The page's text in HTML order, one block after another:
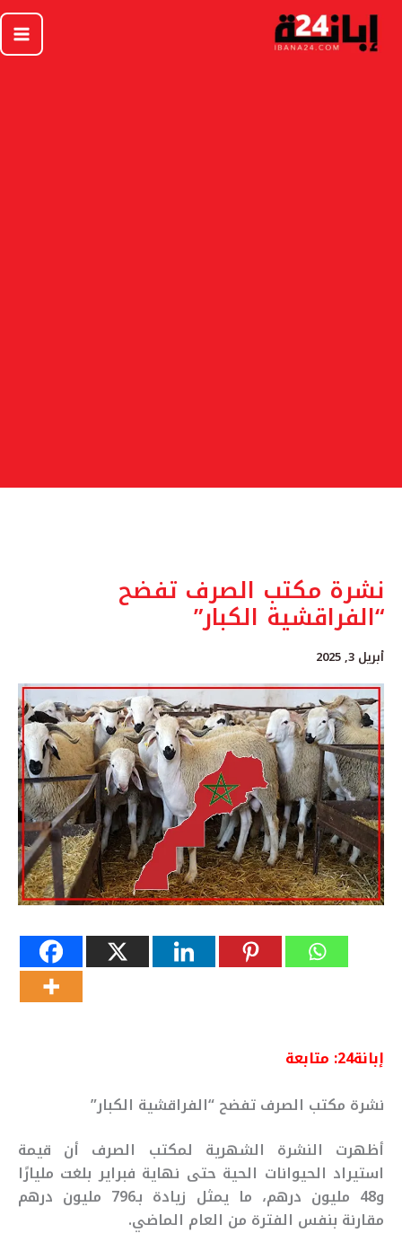
تخطي
المحتوى
نشرة مكتب الصرف تفضح
“الفراقشية الكبار”
أبريل 3, 2025
إبانة24: متابعة
نشرة مكتب الصرف تفضح “الفراقشية الكبار”
أظهرت النشرة الشهرية لمكتب الصرف أن قيمة
استيراد الحيوانات الحية حتى نهاية فبراير بلغت مليارًا
و48 مليون درهم، ما يمثل زيادة بـ796 مليون درهم
مقارنة بنفس الفترة من العام الماضي.